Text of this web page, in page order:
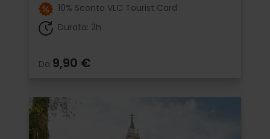
10% Sconto VLC Tourist Card
Durata: 2h
Da 9,90 €